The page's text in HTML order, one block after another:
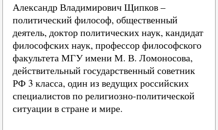
Александр Владимирович Щипков –
политический философ, общественный
деятель, доктор политических наук, кандидат
философских наук, профессор философского
факультета МГУ имени М. В. Ломоносова,
действительный государственный советник
РФ 3 класса, один из ведущих российских
специалистов по религиозно-политической
ситуации в стране и мире.